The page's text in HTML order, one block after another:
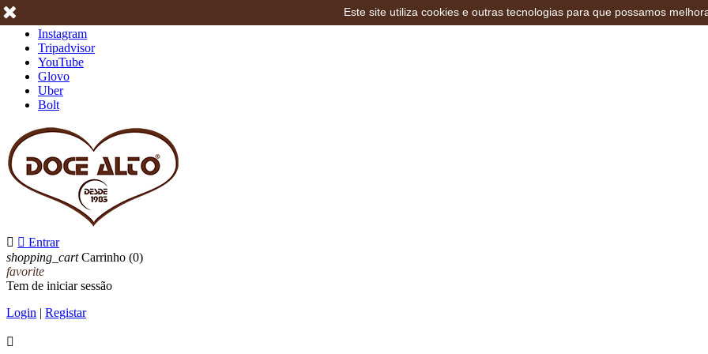
Instagram
Tripadvisor
YouTube
Glovo
Uber
Bolt
  Entrar
shopping_cart Carrinho (0)
favorite
Tem de iniciar sessão
Login | Registar

Este site utiliza cookies e outras tecnologias para que possamos